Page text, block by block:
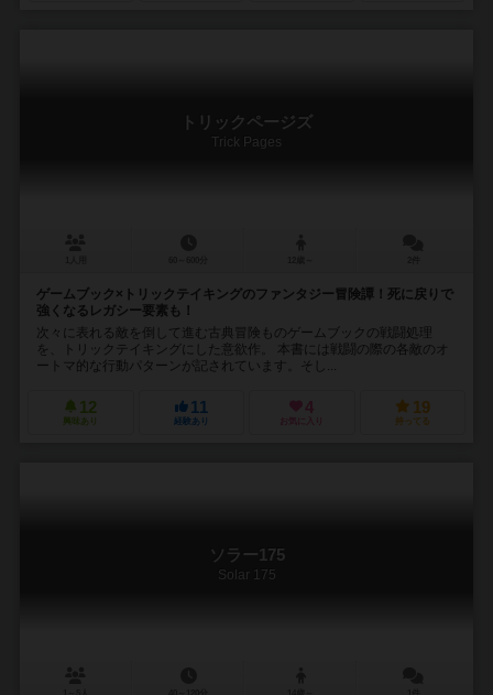
トリックページズ
Trick Pages
ゲームブック×トリックテイキングのファンタジー冒険譚！死に戻りで
強くなるレガシー要素も！
次々に表れる敵を倒して進む古典冒険ものゲームブックの戦闘処理
を、トリックテイキングにした意欲作。 本書には戦闘の際の各敵のオ
ートマ的な行動パターンが記されています。そし...
12
興味あり
11
経験あり
4
お気に入り
19
持ってる
ソラー175
Solar 175